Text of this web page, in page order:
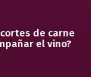
de carne
el vino?